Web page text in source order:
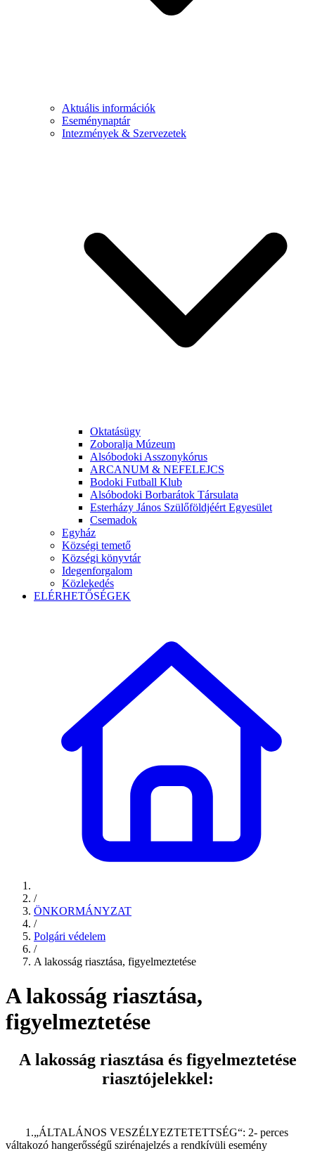
Aktuális információk
Eseménynaptár
Intezmények & Szervezetek
Oktatásügy
Zoboralja Múzeum
Alsóbodoki Asszonykórus
ARCANUM & NEFELEJCS
Bodoki Futball Klub
Alsóbodoki Borbarátok Társulata
Esterházy János Szülőföldjéért Egyesület
Csemadok
Egyház
Községi temető
Községi könyvtár
Idegenforgalom
Közlekedés
ELÉRHETŐSÉGEK
/
ÖNKORMÁNYZAT
/
Polgári védelem
/
A lakosság riasztása, figyelmeztetése
A lakosság riasztása,
figyelmeztetése
A lakosság riasztása és figyelmeztetése
riasztójelekkel:
1.„ÁLTALÁNOS VESZÉLYEZTETETTSÉG“: 2- perces
váltakozó hangerősségű szirénajelzés a rendkívüli esemény